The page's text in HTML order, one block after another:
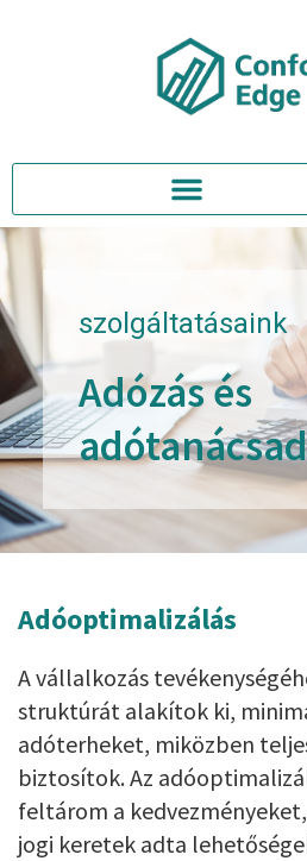
szolgáltatásaink
Adózás és
Adóoptimalizálás
A vállalkozás
struktúrát alakítok ki,
adóterheket, miközben
biztosítok. Az
feltárom a
jogi keretek adta